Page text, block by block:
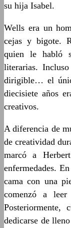
su hija Isabel.
Wells era un
cejas y bigote.
quien le habló
literarias.
dirigible… el
diecisiete años
creativos.
A diferencia de
de creatividad
marcó a
enfermedades.
cama con una
comenzó a
Posteriormente,
dedicarse de